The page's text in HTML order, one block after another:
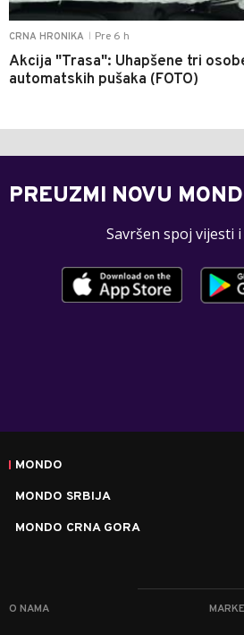
CRNA HRONIKA Pre 6 h
Akcija "Trasa": Uhapšene tri
automatskih pušaka (FOTO)
PREUZMI NOVU
Savršen spoj vijesti i
MONDO
MONDO SRBIJA
MONDO CRNA GORA
O NAMA